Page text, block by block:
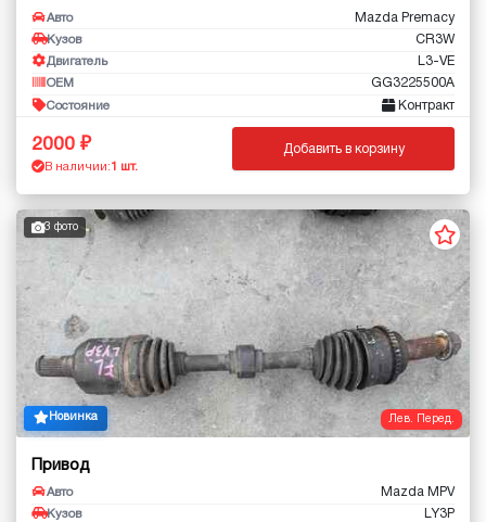
Авто Mazda Premacy
Кузов CR3W
Двигатель L3-VE
OEM GG3225500A
Состояние Контракт
2000
В наличии: 1 шт.
Добавить в корзину
Лев. Перед.
3 фото
Новинка
Привод
Авто Mazda MPV
Кузов LY3P